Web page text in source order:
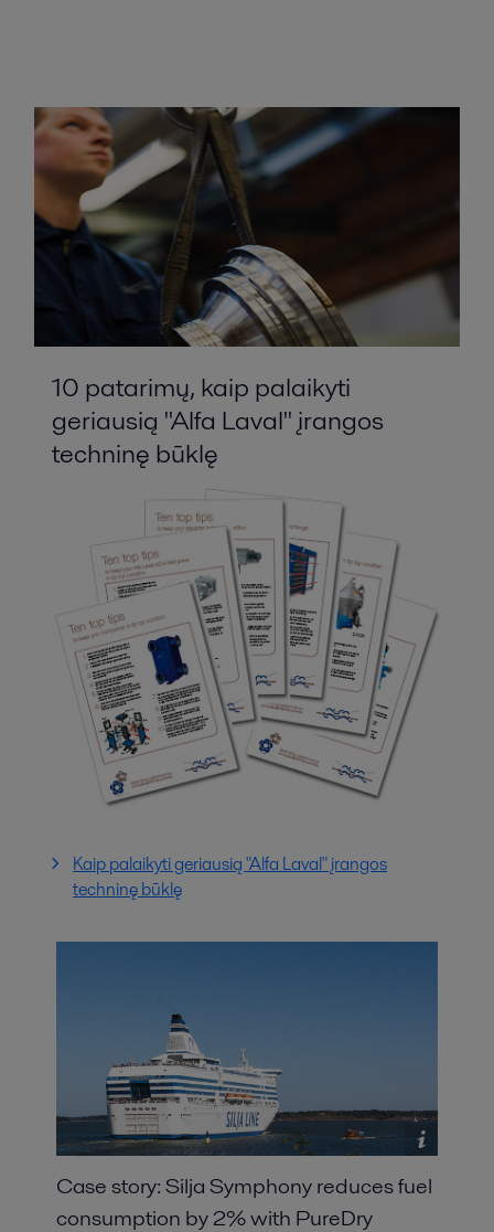
10 patarimų, kaip palaikyti
geriausią "Alfa Laval" įrangos
techninę būklę
Kaip palaikyti geriausią "Alfa Laval" įrangos
techninę būklę
Case story: Silja Symphony reduces fuel
consumption by 2% with PureDry